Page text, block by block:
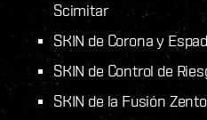
Scimitar
SKIN de Corona y
SKIN de Control de
SKIN de la Fusión